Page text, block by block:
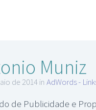
Muniz
de 2014 in AdWords -
de Publicidade e